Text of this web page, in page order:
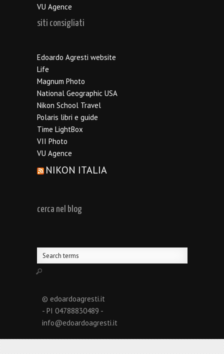
VU Agence
siti consigliati
Edoardo Agresti website
Life
Magnum Photo
National Geographic USA
Nikon School Travel
Polaris libri e guide
Time LightBox
VII Photo
VU Agence
NIKON ITALIA
cerca nel blog
© edoardoagresti.it
- PI 04788830489 -
info@edoardoagresti.it